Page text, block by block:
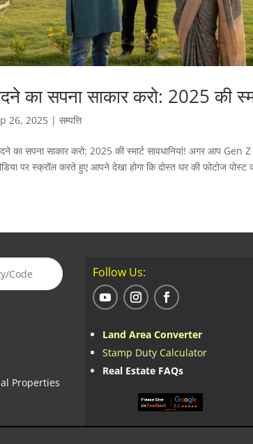
का सपना साकार करो: 2025 की
26, 2025 |सम्पत्ति
सपना साकार करो: 2025 की स्मार्ट सावधानियां! अगर आप
पर स्क्रॉल करते हुए आपने देखा होगा कि दोस्त घर की फोटोज पोस्ट
Properties
Follow Us:
Land Area Converter
Stamp Duty Calculator
Real Estate FAQs